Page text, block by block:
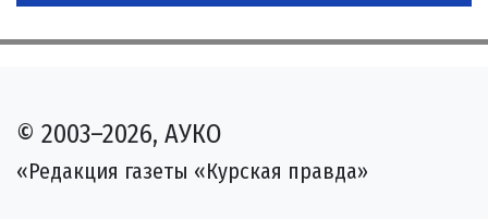
© 2003–2026, АУКО
«Редакция газеты «Курская правда»